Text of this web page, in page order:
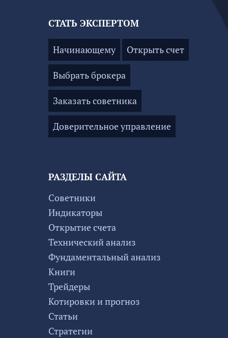
РАЗДЕЛЫ САЙТА
Советники
Индикаторы
Открытие счета
Технический анализ
Фундаментальный анализ
Книги
Трейдеры
Котировки и прогноз
Статьи
Стратегии
СТАТЬ ЭКСПЕРТОМ
Начинающему Открыть счет
Выбрать брокера
Заказать советника
Доверительное управление